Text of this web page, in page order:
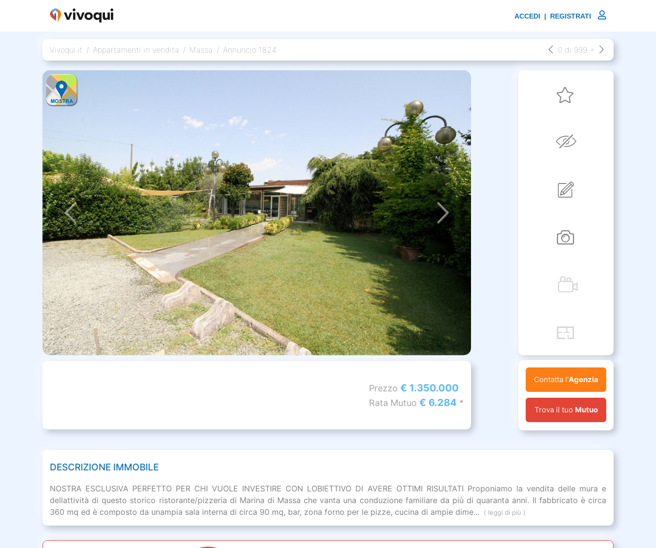
ACCEDI | REGISTRATI
Vivoqui.it Appartamenti in vendita Massa Annuncio 1824 0 di 999 +
Prezzo € 1.350.000
Rata Mutuo € 6.284 *
Contatta l'Agenzia
Trova il tuo Mutuo
DESCRIZIONE IMMOBILE
NOSTRA ESCLUSIVA PERFETTO PER CHI VUOLE INVESTIRE CON LOBIETTIVO DI AVERE OTTIMI RISULTATI Proponiamo la vendita delle mura e
dellattività di questo storico ristorante/pizzeria di Marina di Massa che vanta una conduzione familiare da più di quaranta anni. Il fabbricato è circa
360 mq ed è composto da unampia sala interna di circa 90 mq, bar, zona forno per le pizze, cucina di ampie dime...
( leggi di più )